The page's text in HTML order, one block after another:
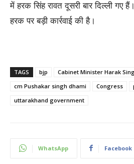
में हरक सिंह रावत दूसरी बार दिल्ली गए
हरक पर बड़ी कार्रवाई की है।
TAGS bjp
Cabinet Minister Harak
cm Pushakar singh dhami
Congress
uttarakhand government
WhatsApp Facebook